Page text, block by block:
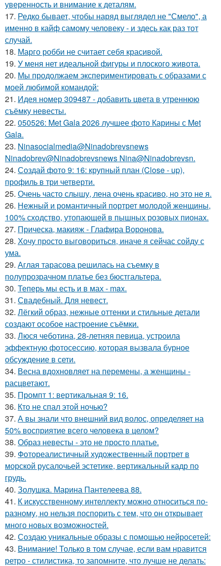
уверенность и внимание к деталям.
17. Редко бывает, чтобы наряд выглядел не "Смело", а
именно в кайф самому человеку - и здесь как раз тот
случай.
18. Марго робби не считает себя красивой.
19. У меня нет идеальной фигуры и плоского живота.
20. Мы продолжаем экспериментировать с образами с
моей любимой командой:
21. Идея номер 309487 - добавить цвета в утреннюю
съёмку невесты.
22. 050526: Met Gala 2026 лучшее фото Карины с Met
Gala.
23. Ninasocialmedia@Ninadobrevsnews
Ninadobrev@Ninadobrevsnews Nina@Ninadobrevsn.
24. Создай фото 9: 16: крупный план (Close - up),
профиль в три четверти.
25. Очень часто слышу, лена очень красиво, но это не я.
26. Нежный и романтичный портрет молодой женщины,
100% сходство, утопающей в пышных розовых пионах.
27. Прическа, макияж - Глафира Воронова.
28. Хочу просто выговориться, иначе я сейчас сойду с
ума.
29. Аглая тарасова решилась на съемку в
полупрозрачном платье без бюстгальтера.
30. Теперь мы есть и в мах - max.
31. Свадебный. Для невест.
32. Лёгкий образ, нежные оттенки и стильные детали
создают особое настроение съёмки.
33. Люся чеботина, 28-летняя певица, устроила
эффектную фотосессию, которая вызвала бурное
обсуждение в сети.
34. Весна вдохновляет на перемены, а женщины -
расцветают.
35. Промпт 1: вертикальная 9: 16.
36. Кто не спал этой ночью?
37. А вы знали что внешний вид волос, определяет на
50% восприятие всего человека в целом?
38. Образ невесты - это не просто платье.
39. Фотореалистичный художественный портрет в
морской русалочьей эстетике, вертикальный кадр по
грудь.
40. Золушка. Марина Пантелеева 88.
41. К искусственному интеллекту можно относиться по-
разному, но нельзя поспорить с тем, что он открывает
много новых возможностей.
42. Создаю уникальные образы с помощью нейросетей:
43. Внимание! Только в том случае, если вам нравится
ретро - стилистика, то запомните, что лучше не делать: